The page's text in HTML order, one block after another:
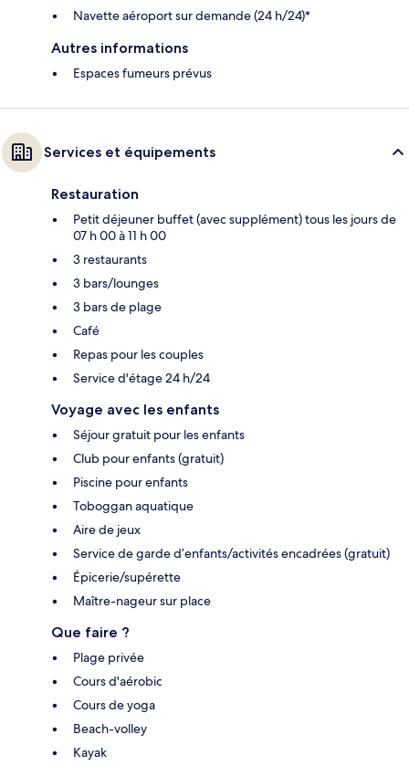
Navette aéroport sur demande (24 h/24)*
Autres informations
Espaces fumeurs prévus
Services et équipements
Restauration
Petit déjeuner buffet (avec supplément) tous les jours de
07 h 00 à 11 h 00
3 restaurants
3 bars/lounges
3 bars de plage
Café
Repas pour les couples
Service d'étage 24 h/24
Voyage avec les enfants
Séjour gratuit pour les enfants
Club pour enfants (gratuit)
Piscine pour enfants
Toboggan aquatique
Aire de jeux
Service de garde d’enfants/activités encadrées (gratuit)
Épicerie/supérette
Maître-nageur sur place
Que faire ?
Plage privée
Cours d'aérobic
Cours de yoga
Beach-volley
Kayak